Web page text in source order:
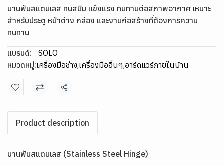
บานพับสแตนเลส ทนสนิม แข็งแรง ทนทานต่อสภาพอากาศ เหมาะ
สำหรับประตู หน้าต่าง กล่อง และงานก่อสร้างที่ต้องการความ
ทนทาน
แบรนด์:
SOLO
หมวดหมู่:เครื่องมือช่าง,เครื่องมืออื่นๆ,ฮาร์ดแวร์ภายในบ้าน
แชร์
Product description
บานพับสแตนเลส (Stainless Steel Hinge)